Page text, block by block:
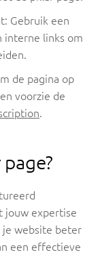
Gebruik een
interne links om
de pagina op
voorzie de
.
jouw expertise
je website beter
een effectieve